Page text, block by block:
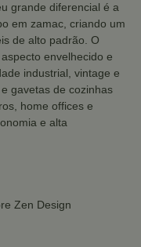
grande diferencial é a
em zamac, criando um
de alto padrão. O
envelhecido e
industrial, vintage e
gavetas de cozinhas
home offices e
e alta
Zen Design